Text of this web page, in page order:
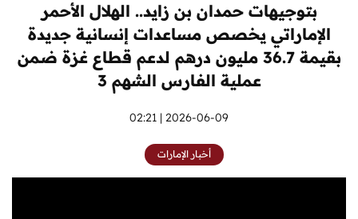
أم القيوين 40 o
راس الخيمة o
الفجيرة o
بتوجيهات حمدان بن زايد.. الهلال الأحمر
الإماراتي يخصص مساعدات إنسانية جديدة
بقيمة 36.7 مليون درهم لدعم قطاع غزة ضمن
عملية الفارس الشهم 3
2026-06-09 | 02:21
أخبار الإمارات